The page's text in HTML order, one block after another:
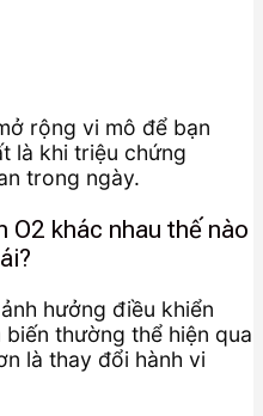
rộng vi mô để bạn
là khi triệu chứng
trong ngày.
O2 khác nhau thế nào
hưởng điều khiển
thường thể hiện qua
là thay đổi hành vi